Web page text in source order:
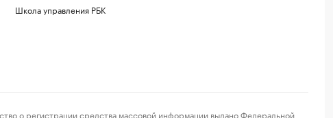
Школа управления РБК
о регистрации средства массовой информации выдано Федеральной